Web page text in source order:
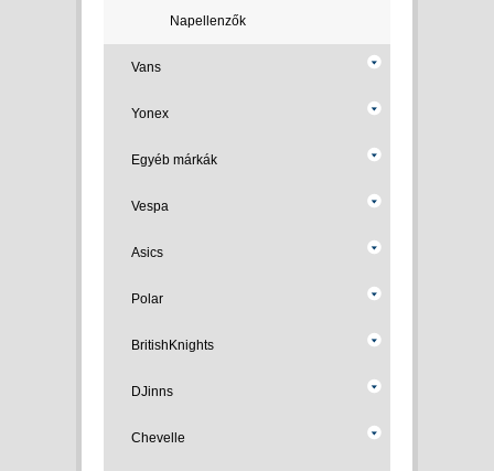
Napellenzők
Vans
Yonex
Egyéb márkák
Vespa
Asics
Polar
BritishKnights
DJinns
Chevelle